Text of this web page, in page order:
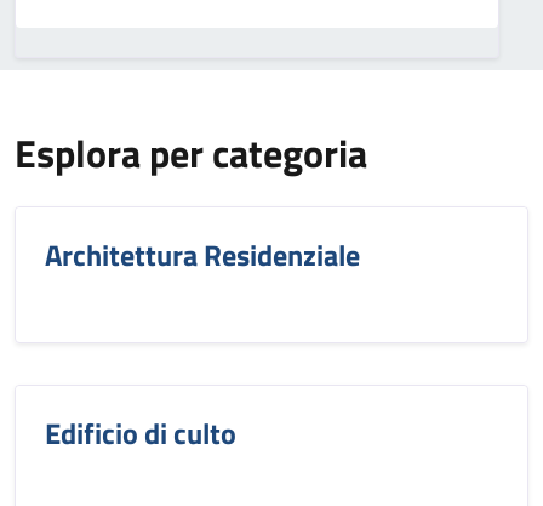
Esplora per categoria
Architettura Residenziale
Edificio di culto